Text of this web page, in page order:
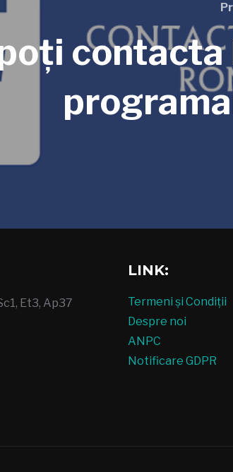
contacta
Et3, Ap37
LINK:
Termeni și Condiții
Despre noi
ANPC
Notificare GDPR